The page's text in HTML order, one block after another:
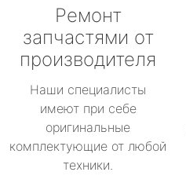
Ремонт
запчастями от
производителя
Наши специалисты
имеют при себе
оригинальные
комплектующие от любой
техники.